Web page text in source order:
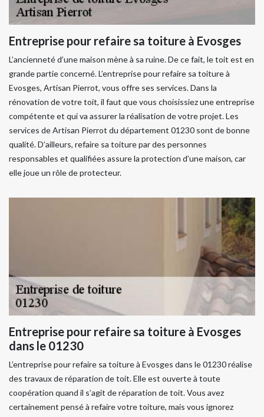
Entreprise pour refaire sa toiture à Evosges
L’ancienneté d’une maison mène à sa ruine. De ce fait, le toit est en
grande partie concerné. L’entreprise pour refaire sa toiture à
Evosges, Artisan Pierrot, vous offre ses services. Dans la
rénovation de votre toit, il faut que vous choisissiez une entreprise
compétente et qui va assurer la réalisation de votre projet. Les
services de Artisan Pierrot du département 01230 sont de bonne
qualité. D’ailleurs, refaire sa toiture par des personnes
responsables et qualifiées assure la protection d’une maison, car
elle joue un rôle de protecteur.
Entreprise pour refaire sa toiture à Evosges
dans le 01230
L’entreprise pour refaire sa toiture à Evosges dans le 01230 réalise
des travaux de réparation de toit. Elle est ouverte à toute
coopération quand il s’agit de réparation de toit. Vous avez
certainement pensé à refaire votre toiture, mais vous ignorez